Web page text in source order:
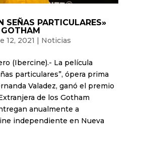
SEÑAS PARTICULARES»
12, 2021 | Noticias
(Ibercine).- La película
particulares”, ópera prima
Valadez, ganó el premio
de los Gotham
anualmente a
independiente en Nueva